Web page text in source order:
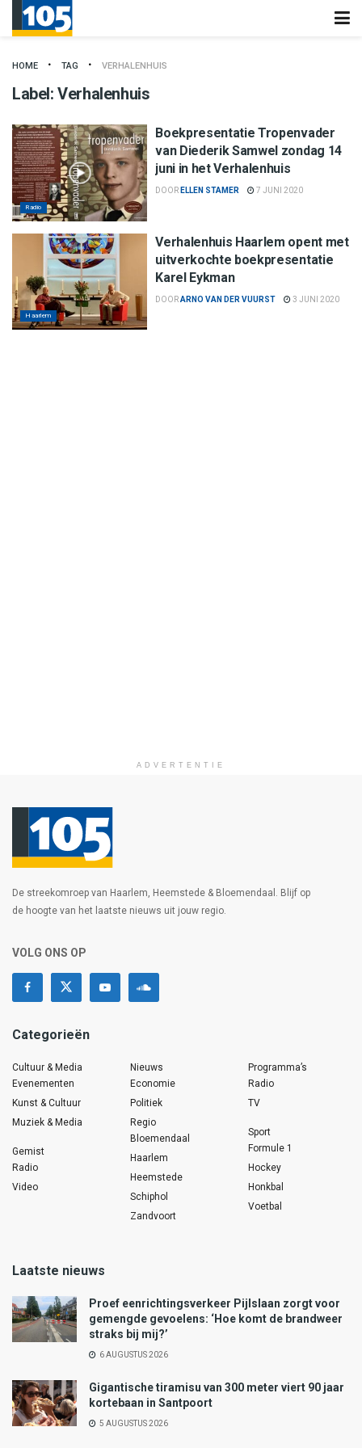
HOME TAG VERHALENHUIS
Label:Verhalenhuis
Radio
Boekpresentatie Tropenvader
van Diederik Samwel zondag 14
juni in het Verhalenhuis
DOOR ELLEN STAMER 7 JUNI 2020
Haarlem
Verhalenhuis Haarlem opent met
uitverkochte boekpresentatie
Karel Eykman
DOORARNO VAN DER VUURST 3 JUNI 2020
ADVERTENTIE
De streekomroep van Haarlem, Heemstede & Bloemendaal. Blijf op
de hoogte van het laatste nieuws uit jouw regio.
VOLG ONS OP
Categorieën
Cultuur & Media
Evenementen
Kunst & Cultuur
Muziek & Media
Gemist
Radio
Video
Nieuws
Economie
Politiek
Regio
Bloemendaal
Haarlem
Heemstede
Schiphol
Zandvoort
Programma’s
Radio
TV
Sport
Formule 1
Hockey
Honkbal
Voetbal
Laatste nieuws
Proef eenrichtingsverkeer Pijlslaan zorgt voor
gemengde gevoelens: ‘Hoe komt de brandweer
straks bij mij?’
6 AUGUSTUS 2026
Gigantische tiramisu van 300 meter viert 90 jaar
kortebaan in Santpoort
5 AUGUSTUS 2026